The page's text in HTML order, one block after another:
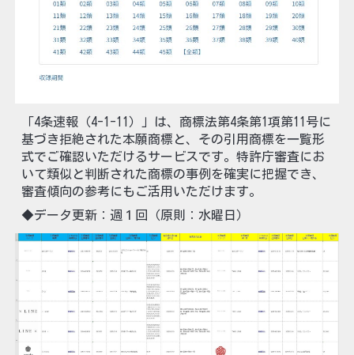
「4条速報（4-1-11）」は、商標法第4条第1項第11号に
基づき拒絶された本願商標と、その引用商標を一覧形
式でご確認いただけるサービスです。特許庁審査にお
いて類似と判断された商標の事例を確実に把握でき、
審査傾向の参考にもご活用いただけます。
◆データ更新：週１回（原則：水曜日）